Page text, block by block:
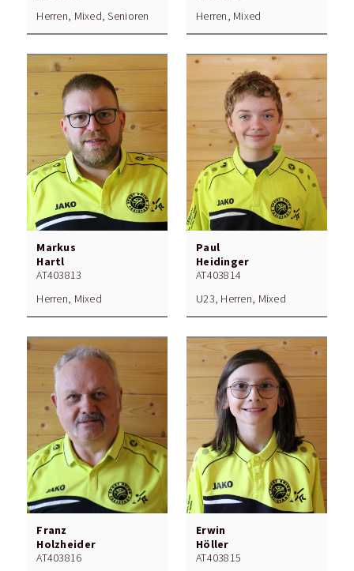
Herren, Mixed, Senioren
Herren, Mixed
Markus
Hartl
AT403813
Herren, Mixed
Paul
Heidinger
AT403814
U23, Herren, Mixed
Franz
Holzheider
AT403816
Erwin
Höller
AT403815